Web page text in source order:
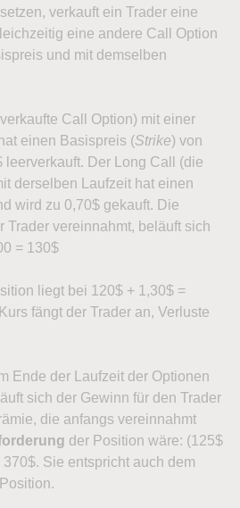
verkauft ein Trader eine
eine andere Call Option
und mit demselben
Call Option) mit einer
einen Basispreis (Strike) von
leerverkauft. Der Long Call (die
derselben Laufzeit hat einen
wird zu 0,70$ gekauft. Die
Trader vereinnahmt, beläuft sich
= 130$
liegt bei 120$ + 1,30$ =
fängt der Trader an, Verluste
Ende der Laufzeit der Optionen
sich der Gewinn für den Trader
die anfangs vereinnahmt
der Position wäre: (125$
Sie entspricht auch dem